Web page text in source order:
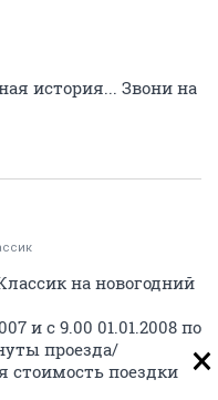
история... Звони на
на новогодний
и с 9.00 01.01.2008 по
проезда/
стоимость поездки